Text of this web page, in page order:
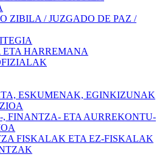
ZIBILA / JUZGADO DE PAZ /
HARREMANA
ESKUMENAK, EGINKIZUNAK
FINANTZA- ETA AURREKONTU-
FISKALAK ETA EZ-FISKALAK